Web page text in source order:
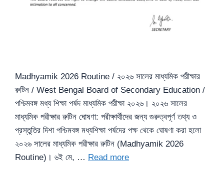
Madhyamik 2026 Routine / ২০২৬ সালের মাধ্যমিক পরীক্ষার
রুটিন / West Bengal Board of Secondary Education /
পশ্চিমবঙ্গ মধ্য শিক্ষা পর্ষদ মাধ্যমিক পরীক্ষা ২০২৬। ২০২৬ সালের
মাধ্যমিক পরীক্ষার রুটিন ঘোষণা: পরীক্ষার্থীদের জন্য গুরুত্বপূর্ণ তথ্য ও
প্রস্তুতির দিশা পশ্চিমবঙ্গ মধ্যশিক্ষা পর্ষদের পক্ষ থেকে ঘোষণা করা হলো
২০২৬ সালের মাধ্যমিক পরীক্ষার রুটিন (Madhyamik 2026
Routine)। ৬ই মে, … Read more